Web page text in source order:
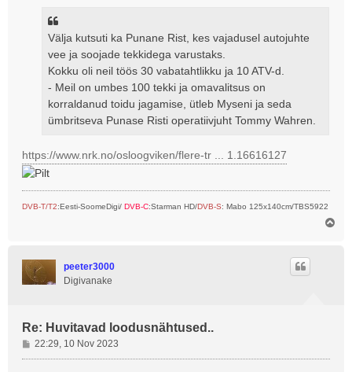
Välja kutsuti ka Punane Rist, kes vajadusel autojuhte
vee ja soojade tekkidega varustaks.
Kokku oli neil töös 30 vabatahtlikku ja 10 ATV-d.
- Meil ​​on umbes 100 tekki ja omavalitsus on
korraldanud toidu jagamise, ütleb Myseni ja seda
ümbritseva Punase Risti operatiivjuht Tommy Wahren.
https://www.nrk.no/osloogviken/flere-tr ... 1.16616127
DVB-T/T2:Eesti-SoomeDigi/ DVB-C:Starman HD/DVB-S: Mabo 125x140cm/TBS5922
peeter3000
Digivanake
Re: Huvitavad loodusnähtused..
P
o
22:29, 10 Nov 2023